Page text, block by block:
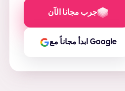
جرب مجانا الآن
ابدأ مجاناً مع Google